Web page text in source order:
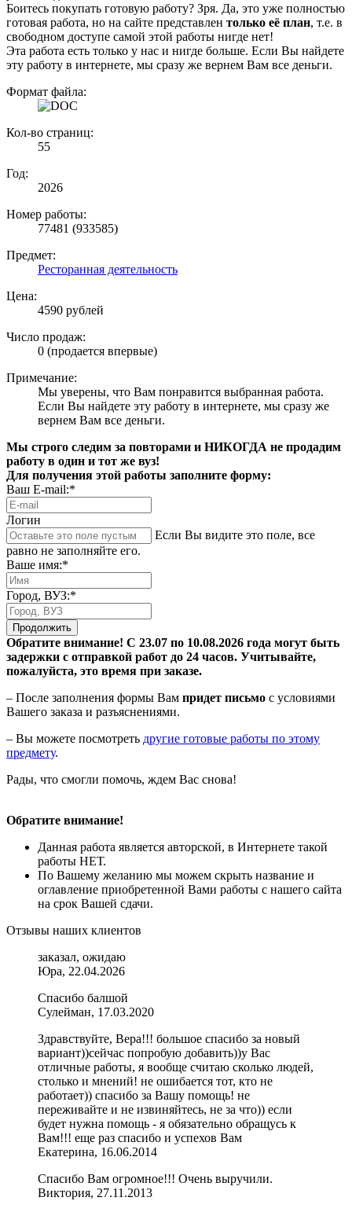
Боитесь покупать готовую работу? Зря. Да, это уже полностью
готовая работа, но на сайте представлен только её план, т.е. в
свободном доступе самой этой работы нигде нет!
Эта работа есть только у нас и нигде больше. Если Вы найдете
эту работу в интернете, мы сразу же вернем Вам все деньги.
Формат файла:
Кол-во страниц:
55
Год:
2026
Номер работы:
77481 (933585)
Предмет:
Ресторанная деятельность
Цена:
4590 рублей
Число продаж:
0 (продается впервые)
Примечание:
Мы уверены, что Вам понравится выбранная работа.
Если Вы найдете эту работу в интернете, мы сразу же
вернем Вам все деньги.
Мы строго следим за повторами и НИКОГДА не продадим
работу в один и тот же вуз!
Для получения этой работы заполните форму:
Ваш E-mail:*
Логин
Если Вы видите это поле, все
равно не заполняйте его.
Ваше имя:*
Город, ВУЗ:*
Продолжить
Обратите внимание! С 23.07 по 10.08.2026 года могут быть
задержки с отправкой работ до 24 часов. Учитывайте,
пожалуйста, это время при заказе.
– После заполнения формы Вам придет письмо с условиями
Вашего заказа и разъяснениями.
– Вы можете посмотреть другие готовые работы по этому
предмету.
Рады, что смогли помочь, ждем Вас снова!
Обратите внимание!
Данная работа является авторской, в Интернете такой
работы НЕТ.
По Вашему желанию мы можем скрыть название и
оглавление приобретенной Вами работы с нашего сайта
на срок Вашей сдачи.
Отзывы наших клиентов
заказал, ожидаю
Юра, 22.04.2026
Спасибо балшой
Сулейман, 17.03.2020
Здравствуйте, Вера!!! большое спасибо за новый
вариант))сейчас попробую добавить))у Вас
отличные работы, я вообще считаю сколько людей,
столько и мнений! не ошибается тот, кто не
работает)) спасибо за Вашу помощь! не
переживайте и не извиняйтесь, не за что)) если
будет нужна помощь - я обязательно обращусь к
Вам!!! еще раз спасибо и успехов Вам
Екатерина, 16.06.2014
Спасибо Вам огромное!!! Очень выручили.
Виктория, 27.11.2013